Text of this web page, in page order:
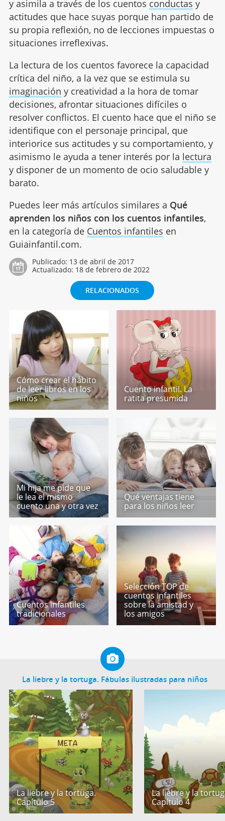
y asimila a través de los cuentos conductas y
actitudes que hace suyas porque han partido de
su propia reflexión, no de lecciones impuestas o
situaciones irreflexivas.
La lectura de los cuentos favorece la capacidad
crítica del niño, a la vez que se estimula su
imaginación y creatividad a la hora de tomar
decisiones, afrontar situaciones difíciles o
resolver conflictos. El cuento hace que el niño se
identifique con el personaje principal, que
interiorice sus actitudes y su comportamiento, y
asimismo le ayuda a tener interés por la lectura
y disponer de un momento de ocio saludable y
barato.
Puedes leer más artículos similares a Qué
aprenden los niños con los cuentos infantiles,
en la categoría de Cuentos infantiles en
Guiainfantil.com.
Publicado: 13 de abril de 2017
Actualizado: 18 de febrero de 2022
RELACIONADOS
Cómo crear el hábito
de leer libros en los
niños
Cuento infantil. La
ratita presumida
Mi hija me pide que
le lea el mismo
cuento una y otra vez
Qué ventajas tiene
para los niños leer
Cuentos infantiles
tradicionales
Selección TOP de
cuentos infantiles
sobre la amistad y
los amigos
La liebre y la tortuga. Fábulas ilustradas para niños
La liebre y la tortuga.
Capítulo 5
La liebre y la
Capítulo 4